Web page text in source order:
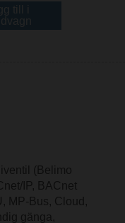
(Belimo
IP, BACnet
MP-Bus, Cloud,
gänga,